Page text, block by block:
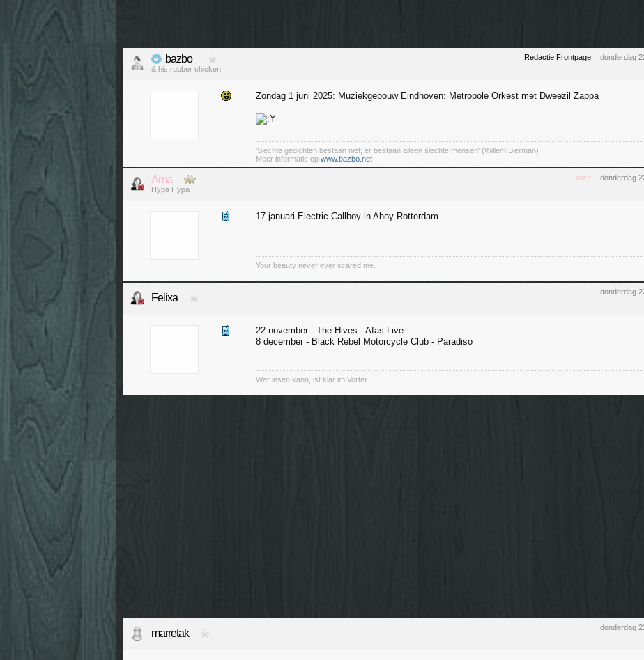
Redactie Frontpage donderdag
bazbo
& his rubber chicken
Zondag 1 juni 2025: Muziekgebouw Eindhoven: Metropole Orkest met Dweezil Zappa
'Slechte gedichten bestaan niet; er bestaan alleen slechte mensen' (Willem Bierman)
Meer informatie op www.bazbo.net
roze donderdag
Ama
Hypa Hypa
17 januari Electric Callboy in Ahoy Rotterdam.
Your beauty never ever scared me.
donderdag
Felixa
22 november - The Hives - Afas Live
8 december - Black Rebel Motorcycle Club - Paradiso
Wer lesen kann, ist klar im Vorteil.
donderdag
marretak